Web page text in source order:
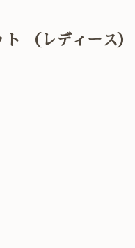
（レディース）